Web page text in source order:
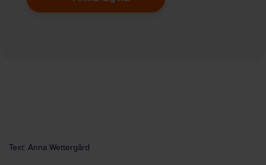
Text: Anna Wettergård